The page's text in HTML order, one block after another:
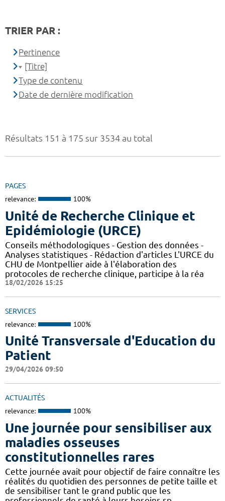
Résultats 151 à 175 sur 3534 au total
PAGES
relevance: 100%
Unité de Recherche Clinique et
Epidémiologie (URCE)
Conseils méthodologiques - Gestion des données -
Analyses statistiques - Rédaction d'articles L'URCE du
CHU de Montpellier aide à l'élaboration des
protocoles de recherche clinique, participe à la réa
18/02/2026 15:25
SERVICES
relevance: 100%
Unité Transversale d'Education du
Patient
29/04/2026 09:50
ACTUALITÉS
relevance: 100%
Une journée pour sensibiliser aux
maladies osseuses
constitutionnelles rares
Cette journée avait pour objectif de faire connaître les
réalités du quotidien des personnes de petite taille et
de sensibiliser tant le grand public que les
TRIER PAR :
Pertinence
[Titre]
Type de contenu
Date de dernière modification